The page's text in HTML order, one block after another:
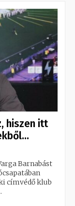
hiszen itt
Barnabást
címvédő klub